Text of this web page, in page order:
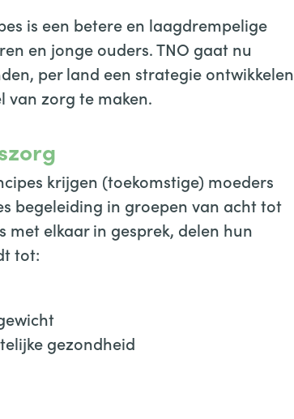
is een betere en laagdrempelige
en jonge ouders. TNO gaat nu
per land een strategie ontwikkelen
van zorg te maken.
krijgen (toekomstige) moeders
begeleiding in groepen van acht tot
elkaar in gesprek, delen hun
tot:
gezondheid